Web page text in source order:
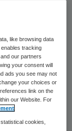
gegeven.
de
like browsing data
tracking
our partners
your consent will
ads you see may not
your choices or
link on the
our Website. For
cookies,